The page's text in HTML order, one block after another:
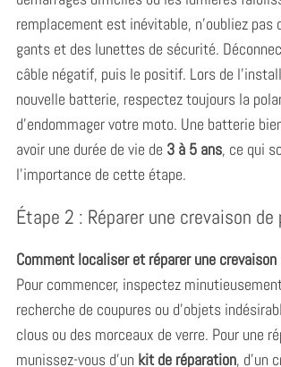
remplacement est inévitable, n’oubliez pas
gants et des lunettes de sécurité.
câble négatif, puis le positif. Lors de
nouvelle batterie, respectez toujours la
d’endommager votre moto. Une batterie
avoir une durée de vie de 3 à 5 ans, ce qui
l’importance de cette étape.
Étape 2 : Réparer une crevaison de
Comment localiser et réparer une
Pour commencer, inspectez
recherche de coupures ou d’objets
clous ou des morceaux de verre. Pour une
munissez-vous d’un kit de réparation, d’un